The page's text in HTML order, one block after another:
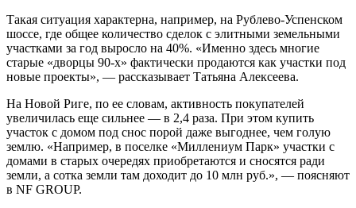
Такая ситуация характерна, например, на Рублево-Успенском
шоссе, где общее количество сделок с элитными земельными
участками за год выросло на 40%. «Именно здесь многие
старые «дворцы 90-х» фактически продаются как участки под
новые проекты», — рассказывает Татьяна Алексеева.
На Новой Риге, по ее словам, активность покупателей
увеличилась еще сильнее — в 2,4 раза. При этом купить
участок с домом под снос порой даже выгоднее, чем голую
землю. «Например, в поселке «Миллениум Парк» участки с
домами в старых очередях приобретаются и сносятся ради
земли, а сотка земли там доходит до 10 млн руб.», — поясняют
в NF GROUP.